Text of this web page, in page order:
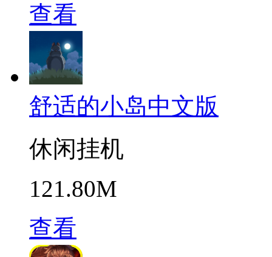
查看
舒适的小岛中文版
休闲挂机
121.80M
查看